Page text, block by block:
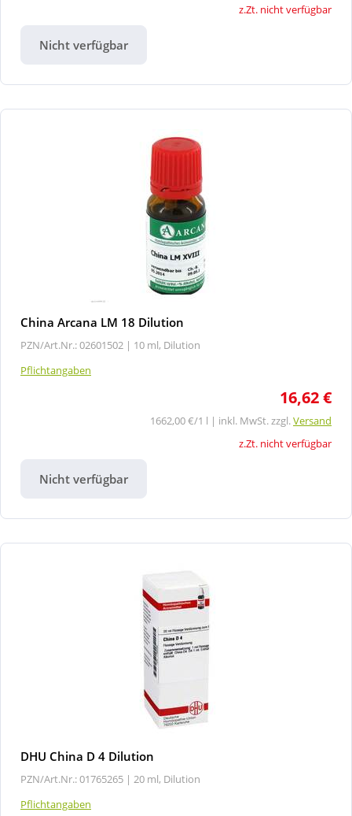
z.Zt. nicht verfügbar
Nicht verfügbar
China Arcana LM 18 Dilution
PZN/Art.Nr.: 02601502 | 10 ml, Dilution
Pflichtangaben
16,62 €
1662,00 €/1 l | inkl. MwSt. zzgl.Versand
z.Zt. nicht verfügbar
Nicht verfügbar
DHU China D 4 Dilution
PZN/Art.Nr.: 01765265 | 20 ml, Dilution
Pflichtangaben